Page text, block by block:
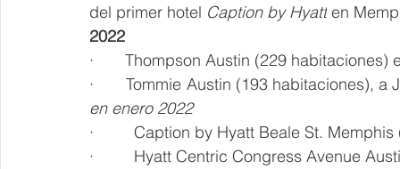
del primer hotel Caption by Hyatt en
2022
·       Thompson Austin (229 habitaciones)
·       Tommie Austin (193 habitaciones),
en enero 2022
·         Caption by Hyatt Beale St.
·         Hyatt Centric Congress Avenue